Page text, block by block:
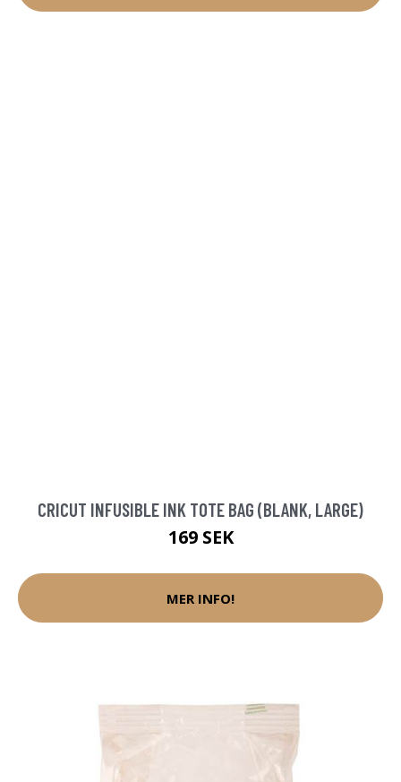
CRICUT INFUSIBLE INK TOTE BAG (BLANK, LARGE)
169 SEK
MER INFO!